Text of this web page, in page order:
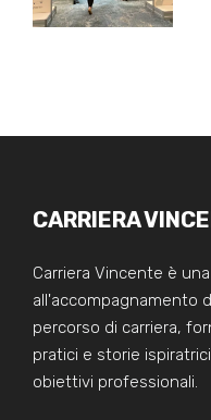
CARRIERA
Carriera Vincente è
all'accompagnamento
percorso di carriera,
pratici e storie
obiettivi professionali.